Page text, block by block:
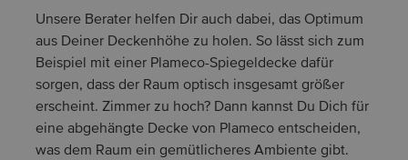
Unsere Berater helfen Dir auch dabei, das Optimum
aus Deiner Deckenhöhe zu holen. So lässt sich zum
Beispiel mit einer Plameco-Spiegeldecke dafür
sorgen, dass der Raum optisch insgesamt größer
erscheint. Zimmer zu hoch? Dann kannst Du Dich für
eine abgehängte Decke von Plameco entscheiden,
was dem Raum ein gemütlicheres Ambiente gibt.